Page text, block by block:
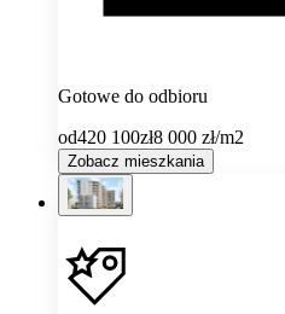
Gotowe do odbioru
od420 100zł8 000 zł/m2
Zobacz mieszkania